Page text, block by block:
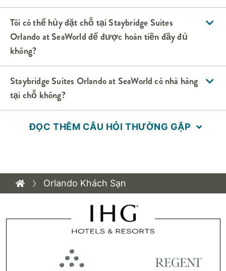
Tôi có thể hủy đặt chỗ tạiStaybridge Suites
Orlando at SeaWorldđể được hoàn tiền đầy đủ
không?
Staybridge Suites Orlando at SeaWorldcó nhà hàng
tại chỗ không?
ĐỌC THÊM CÂU HỎI THƯỜNG GẶP
Orlando Khách Sạn